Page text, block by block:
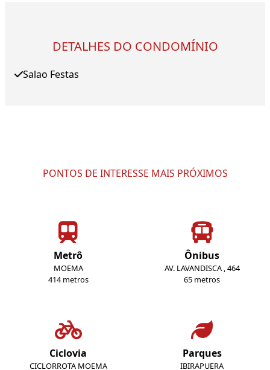
DETALHES DO CONDOMÍNIO
Salao Festas
PONTOS DE INTERESSE MAIS PRÓXIMOS
Metrô
MOEMA
414 metros
Ônibus
AV. LAVANDISCA , 464
65 metros
Ciclovia
CICLORROTA MOEMA
Parques
IBIRAPUERA